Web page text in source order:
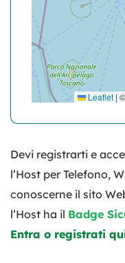
Leaflet | ©
Devi registrarti e
l’Host per Telefono,
conoscerne il sito
l’Host ha il Badge
Entra o registrati